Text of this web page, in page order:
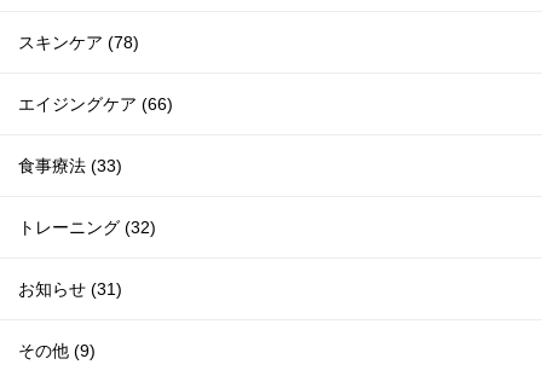
スキンケア (78)
エイジングケア (66)
食事療法 (33)
トレーニング (32)
お知らせ (31)
その他 (9)